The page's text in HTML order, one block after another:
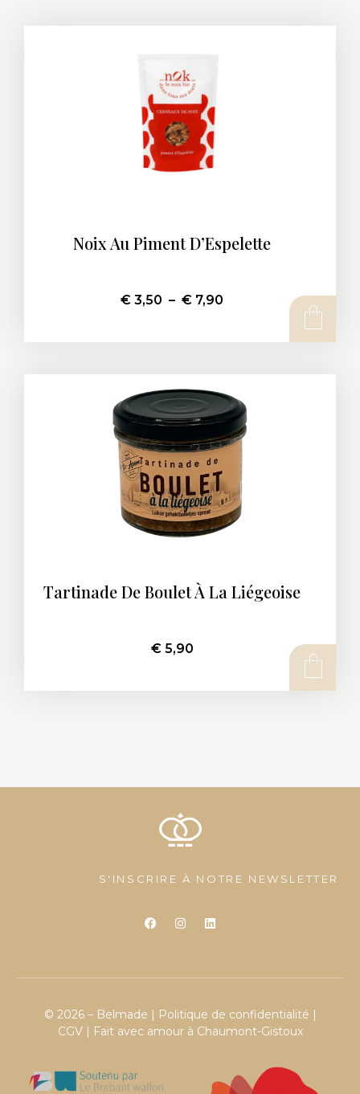
Noix Au Piment D’Espelette
€ 3,50 – € 7,90
Tartinade De Boulet À La Liégeoise
€5,90
S'INSCRIRE À NOTRE NEWSLETTER
© 2026 – Belmade | Politique de confidentialité |
CGV| Fait avec amour à Chaumont-Gistoux